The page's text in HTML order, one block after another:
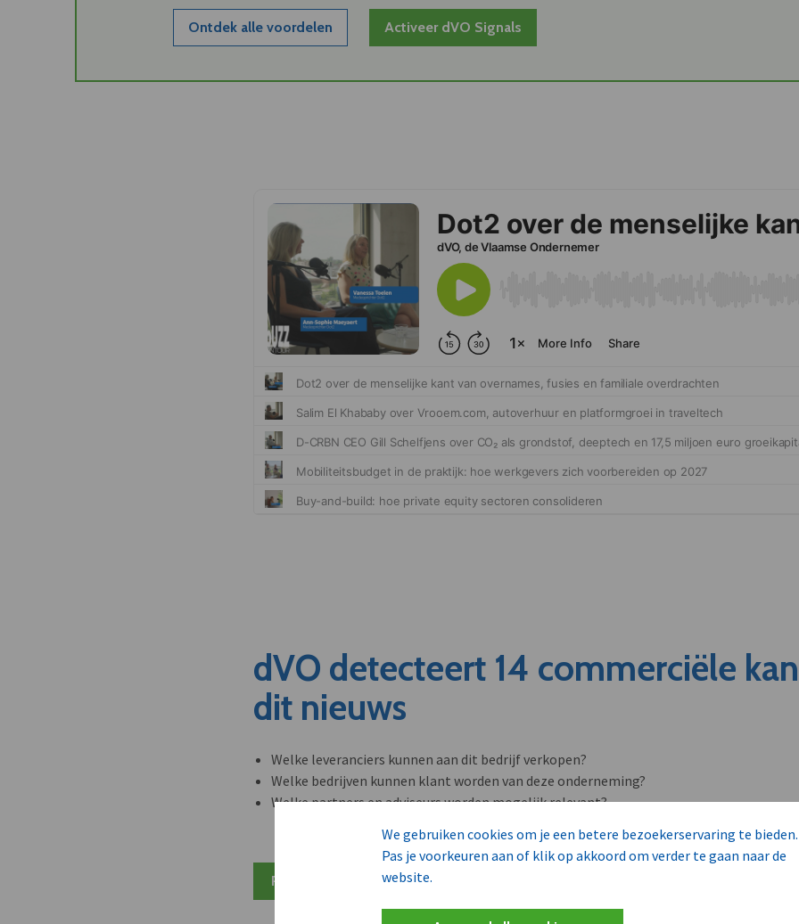
We gebruiken cookies om je een betere bezoekerservaring te bieden.
Pas je voorkeuren aan of klik op akkoord om verder te gaan naar de
website.
Ontdek alle voordelen Activeer dVO Signals
dVO detecteert 14 commerciële
dit nieuws
Welke leveranciers kunnen aan dit bedrijf verkopen?
Welke bedrijven kunnen klant worden van deze onderneming?
Welke partners en adviseurs worden mogelijk relevant?
Plan 20 min inzicht